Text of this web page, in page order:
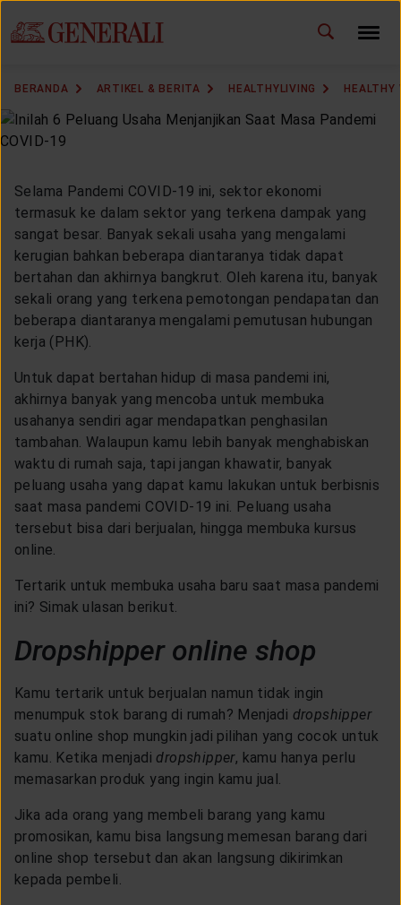
BERANDA ARTIKEL & BERITA HEALTHYLIVING HEALTHY
Selama Pandemi COVID-19 ini, sektor ekonomi
termasuk ke dalam sektor yang terkena dampak yang
sangat besar. Banyak sekali usaha yang mengalami
kerugian bahkan beberapa diantaranya tidak dapat
bertahan dan akhirnya bangkrut. Oleh karena itu, banyak
sekali orang yang terkena pemotongan pendapatan dan
beberapa diantaranya mengalami pemutusan hubungan
kerja (PHK).
Untuk dapat bertahan hidup di masa pandemi ini,
akhirnya banyak yang mencoba untuk membuka
usahanya sendiri agar mendapatkan penghasilan
tambahan. Walaupun kamu lebih banyak menghabiskan
waktu di rumah saja, tapi jangan khawatir, banyak
peluang usaha yang dapat kamu lakukan untuk berbisnis
saat masa pandemi COVID-19 ini. Peluang usaha
tersebut bisa dari berjualan, hingga membuka kursus
online.
Tertarik untuk membuka usaha baru saat masa pandemi
ini? Simak ulasan berikut.
Dropshipper online shop
Kamu tertarik untuk berjualan namun tidak ingin
menumpuk stok barang di rumah? Menjadi dropshipper
suatu online shop mungkin jadi pilihan yang cocok untuk
kamu. Ketika menjadi dropshipper, kamu hanya perlu
memasarkan produk yang ingin kamu jual.
Jika ada orang yang membeli barang yang kamu
promosikan, kamu bisa langsung memesan barang dari
online shop tersebut dan akan langsung dikirimkan
kepada pembeli.
GANTI BAHASA ID EN
KANTOR PEMASARAN
TEMUKAN AGEN
SOLUSI KAMI
LAYANAN NASABAH
ARTIKEL DAN BERITA
TENTANG GENERALI
ACARA
KEAGENAN